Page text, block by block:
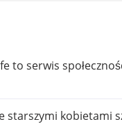
to serwis
starszymi kobietami